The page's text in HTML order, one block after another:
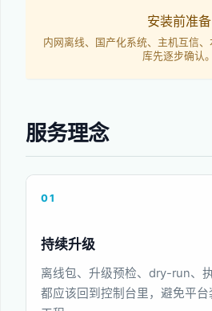
安装前准备
内网离线、国产化系统、主机互信
库先逐步确认。
服务理念
01
持续升级
离线包、升级预检、dry-run、
都应该回到控制台里，避免平